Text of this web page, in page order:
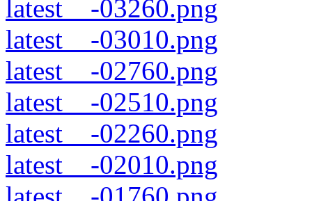
latest__-03260.png
latest__-03010.png
latest__-02760.png
latest__-02510.png
latest__-02260.png
latest__-02010.png